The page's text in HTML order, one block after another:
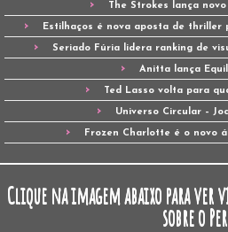
The Strokes lança
Estilhaços é nova aposta de thriller
Seriado Fúria lidera ranking de
Anitta lança
Ted Lasso volta para
Universo Circular –
Frozen Charlotte é o novo
Clique na imagem abaixo para ver
sobre o